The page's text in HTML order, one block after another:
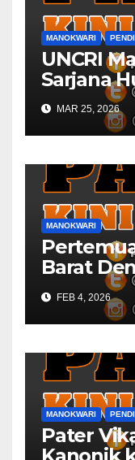
MANOKWARI
UNCRI
Sarjana
MAR 25, 2026
MANOKWARI
Barat
Inggris
FEB 4, 2026
MANOKWARI
Pater